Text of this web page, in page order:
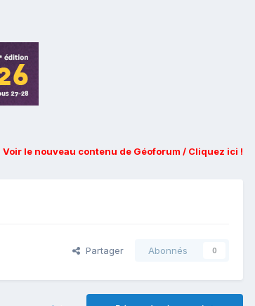
Voir le nouveau contenu de Géoforum / Cliquez ici !
Partager Abonnés 0